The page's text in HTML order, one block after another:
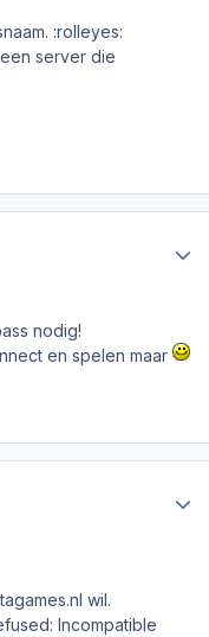
:rolleyes:
server die
nodig!
en spelen maar
wil.
Incompatible